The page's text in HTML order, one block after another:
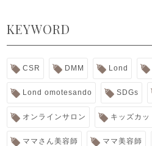
KEYWORD
CSR DMM Lond
Lond omotesando SDGs
オンラインサロン キッズカッ
ママさん美容師 ママ美容師